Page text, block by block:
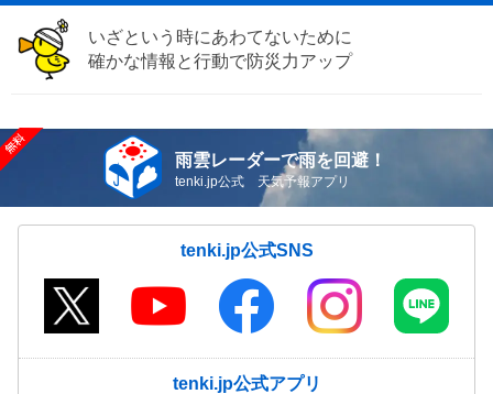
いざという時にあわてないために
確かな情報と行動で防災力アップ
雨雲レーダーで雨を回避！
tenki.jp公式 天気予報アプリ
tenki.jp公式SNS
tenki.jp公式アプリ